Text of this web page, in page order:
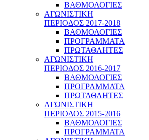
ΒΑΘΜΟΛΟΓΙΕΣ
ΑΓΩΝΙΣΤΙΚΗ
ΠΕΡΙΟΔΟΣ 2017-2018
ΒΑΘΜΟΛΟΓΙΕΣ
ΠΡΟΓΡΑΜΜΑΤΑ
ΠΡΩΤΑΘΛΗΤΕΣ
ΑΓΩΝΙΣΤΙΚΗ
ΠΕΡΙΟΔΟΣ 2016-2017
ΒΑΘΜΟΛΟΓΙΕΣ
ΠΡΟΓΡΑΜΜΑΤΑ
ΠΡΩΤΑΘΛΗΤΕΣ
ΑΓΩΝΙΣΤΙΚΗ
ΠΕΡΙΟΔΟΣ 2015-2016
ΒΑΘΜΟΛΟΓΙΕΣ
ΠΡΟΓΡΑΜΜΑΤΑ